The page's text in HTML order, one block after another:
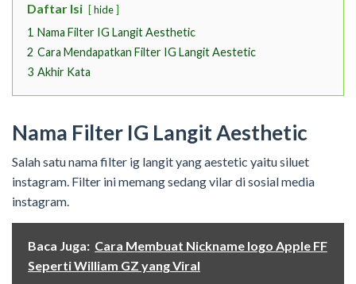
Daftar Isi hide
1 Nama Filter IG Langit Aesthetic
2 Cara Mendapatkan Filter IG Langit Aestetic
3 Akhir Kata
Nama Filter IG Langit Aesthetic
Salah satu nama filter ig langit yang aestetic yaitu siluet
instagram. Filter ini memang sedang vilar di sosial media
instagram.
Baca Juga: Cara Membuat Nickname logo Apple FF
Seperti William GZ yang Viral